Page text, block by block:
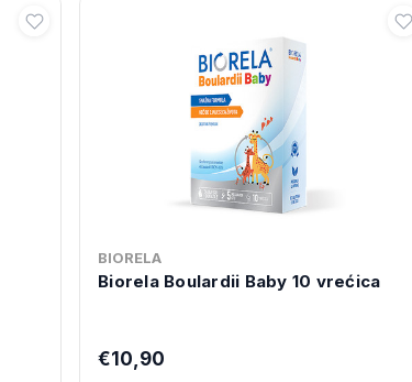
BIORELA
Biorela Boulardii Baby 10 vrećica
€10,90